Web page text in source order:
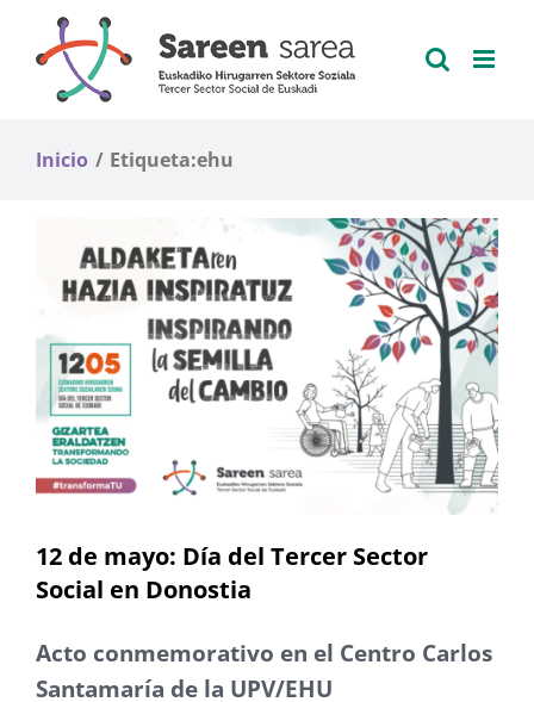
contenido
Inicio Etiqueta:ehu
12 de mayo: Día del Tercer Sector
Social en Donostia
Acto conmemorativo en el Centro Carlos
Santamaría de la UPV/EHU